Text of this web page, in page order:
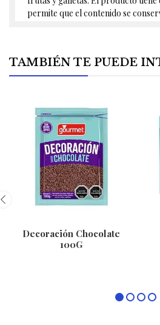
permite que el contenido se
TAMBIÉN TE PUEDE
Decoración Chocolate
100G